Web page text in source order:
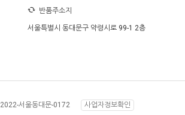
반품주소지
서울특별시 동대문구 약령시로 99-1 2층
2022-서울동대문-0172
사업자정보확인